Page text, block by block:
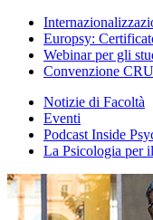
Europsy:
Webinar per gli
Convenzione
Notizie di Facoltà
Eventi
Podcast Inside
La Psicologia per